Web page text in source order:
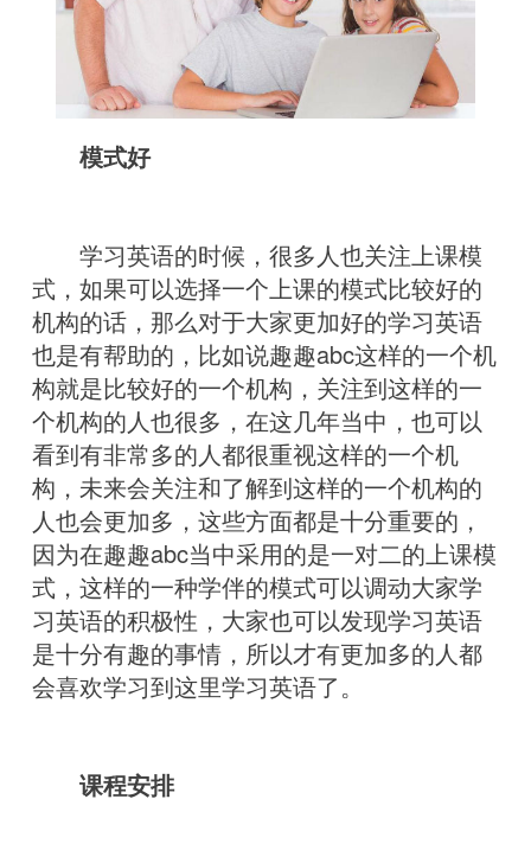
模式好
学习英语的时候，很多人也关注上课模
式，如果可以选择一个上课的模式比较好的
机构的话，那么对于大家更加好的学习英语
也是有帮助的，比如说趣趣abc这样的一个机
构就是比较好的一个机构，关注到这样的一
个机构的人也很多，在这几年当中，也可以
看到有非常多的人都很重视这样的一个机
构，未来会关注和了解到这样的一个机构的
人也会更加多，这些方面都是十分重要的，
因为在趣趣abc当中采用的是一对二的上课模
式，这样的一种学伴的模式可以调动大家学
习英语的积极性，大家也可以发现学习英语
是十分有趣的事情，所以才有更加多的人都
会喜欢学习到这里学习英语了。
课程安排